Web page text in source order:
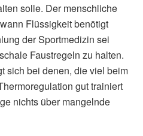
solle. Der menschliche
Flüssigkeit benötigt
der Sportmedizin sei
Faustregeln zu halten.
sich bei denen, die viel beim
gut trainiert
nichts über mangelnde